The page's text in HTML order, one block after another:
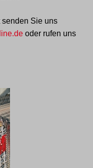
Sie uns
oder rufen uns